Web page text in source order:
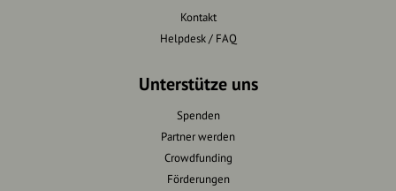
Kontakt
Helpdesk / FAQ
Unterstütze uns
Spenden
Partner werden
Crowdfunding
Förderungen